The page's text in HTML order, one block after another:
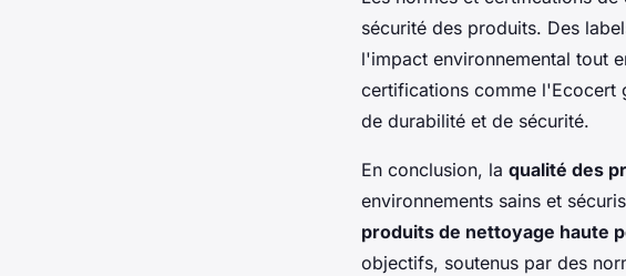
sécurité des produits. Des
l'impact environnemental tout
certifications comme l'Ecocert
de durabilité et de sécurité.
En conclusion, la qualité des
environnements sains et
produits de nettoyage haute
objectifs, soutenus par des